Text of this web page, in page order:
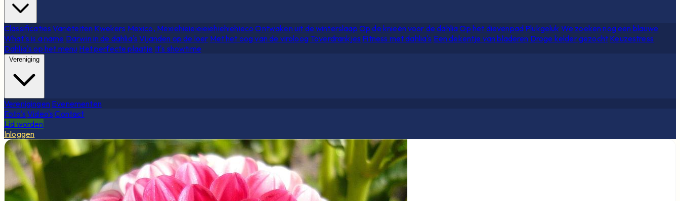
Classificaties Variëteiten Kwekers Mexico, Mexiehieieieieiehiehiehieco Ontwaken uit de winterslaap Op de knieën voor de dahliaOp het dievenpad Plukgeluk We zoeken nog een blauwe
What's is a name Darwin in de dahlia's Vijanden op de loer Met het oog van de viroloog Toverdrankjes Fitness met dahlia's Een dekentje van bladeren Droge kelder gezocht Keuzestress
Dahlia's op het menu Het perfecte plaatje It's showtime
Vereniging
Verenigingen Evenementen
Foto's Video's Contact
Lid worden
Inloggen